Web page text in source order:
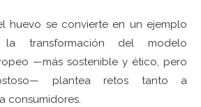
huevo se convierte en un ejemplo
transformación del modelo
—más sostenible y ético, pero
plantea retos tanto a
consumidores.